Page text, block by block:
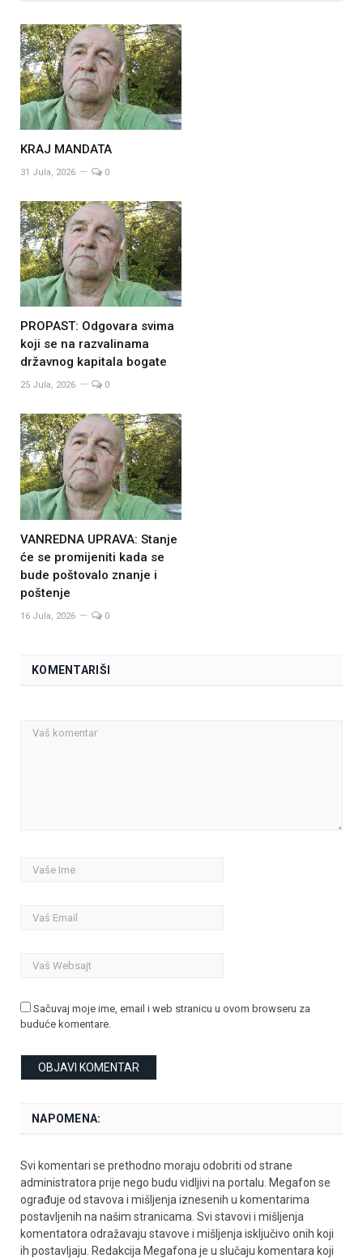
KRAJ MANDATA
31 Jula, 2026 0
PROPAST: Odgovara svima
koji se na razvalinama
državnog kapitala bogate
25 Jula, 2026 0
VANREDNA UPRAVA: Stanje
će se promijeniti kada se
bude poštovalo znanje i
poštenje
16 Jula, 2026 0
KOMENTARIŠI
Sačuvaj moje ime, email i web stranicu u ovom browseru za
buduće komentare.
NAPOMENA:
Svi komentari se prethodno moraju odobriti od strane
administratora prije nego budu vidljivi na portalu. Megafon se
ograđuje od stavova i mišljenja iznesenih u komentarima
postavljenih na našim stranicama. Svi stavovi i mišljenja
komentatora odražavaju stavove i mišljenja isključivo onih koji
ih postavljaju. Redakcija Megafona je u slučaju komentara koji